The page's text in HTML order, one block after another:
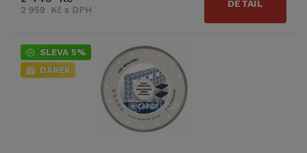
2 959 Kč s DPH
DETAIL
SLEVA 5%
DÁREK